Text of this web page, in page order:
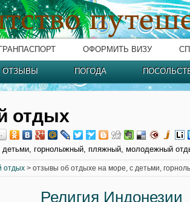
ОФОРМИТЬ ВИЗУ
ОТЗЫВЫ ПОГОДА
отдых
горнолыжный, пляжный, молодежный
отдых > отзывы об отдыхе на море, с детьми,
Религия Индонезии